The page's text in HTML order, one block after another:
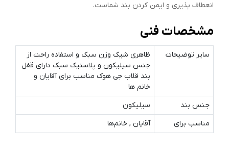
انعطاف پذیری و ایمن کردن بند شماست.
مشخصات فنی
سایر توضیحات
ظاهری شیک وزن سبک و استفاده راحت از
جنس سیلیکون و پلاستیک سبک دارای قفل
بند قلاب جی هوک مناسب برای آقایان و
خانم ها
جنس بند
سیلیکون
مناسب برای
آقایان , خانم‌ها